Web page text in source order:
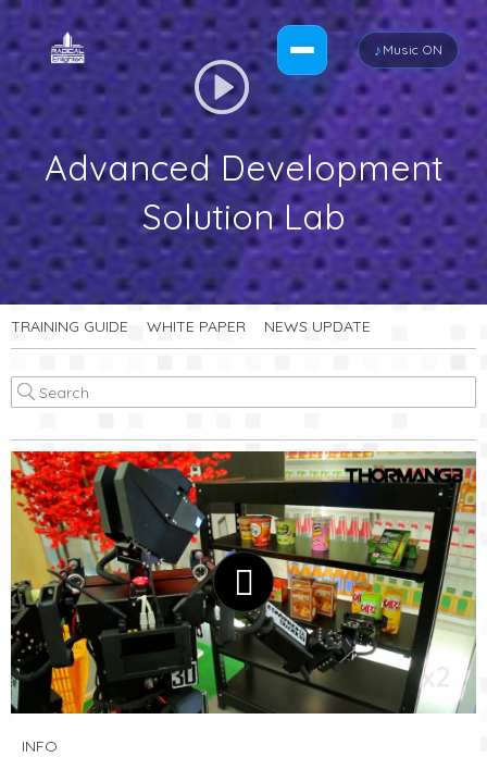
♪ Music ON
Advanced Development
Solution Lab
TRAINING GUIDE WHITE PAPER NEWS UPDATE
INFO